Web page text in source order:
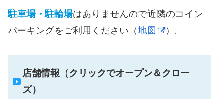
駐車場・駐輪場はありませんので近隣のコイン
パーキングをご利用ください（地図 ）。
店舗情報（クリックでオープン＆クロー
ズ）